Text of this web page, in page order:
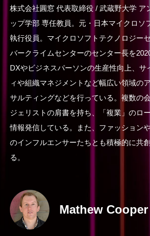
株式会社圓窓 代表取締役 / 武蔵野大学 ア
ップ学部 専任教員。元・日本マイクロソ
執行役員。マイクロソフトテクノロジー
バークライムセンターのセンター長を
DXやビジネスパーソンの生産性向上、サ
ィや組織マネジメントなど幅広い領域の
サルティングなどを行っている。複数の
ジェリストの肩書を持ち、「複業」のロ
情報発信している。また、ファッション
のインフルエンサーたちとも積極的に共
る。
Mathew Cooper